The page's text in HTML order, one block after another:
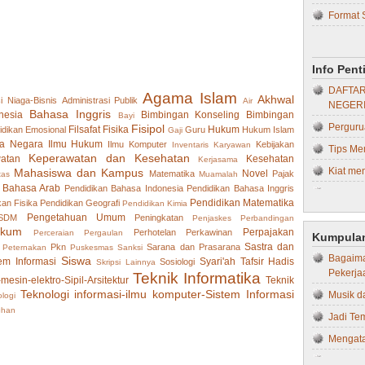
Niaga-Bisnis Administrasi Publik Agama Islam Air Akhwal
Bahasa Inggris Bayi Bimbingan Konseling
Bimbingan
Emosional Filsafat Fisika Fisipol Gaji Guru Hukum Hukum Islam
Negara Ilmu Hukum Ilmu Komputer Inventaris Karyawan
Kebijakan
Keperawatan dan Kesehatan Kerjasama
Kesehatan
Mahasiswa dan Kampus Matematika Muamalah Novel
Pajak
Arab Pendidikan Bahasa Indonesia Pendidikan Bahasa Inggris
Fisika Pendidikan Geografi Pendidikan Kimia Pendidikan Matematika
Pengetahuan Umum Peningkatan Penjaskes Perbandingan
Perceraian Pergaulan Perhotelan Perkawinan
Perpajakan
Peternakan Pkn Puskesmas Sanksi Sarana dan Prasarana Sastra dan
Informasi Siswa Skripsi Lainnya Sosiologi Syari'ah Tafsir Hadis
elektro-Sipil-Arsitektur Teknik Informatika Teknik
Teknologi informasi-ilmu komputer-Sistem Informasi
Hukum
Ilmu
Ilmu
Ilmu
IPS
Kimia
Format
Kiat
Tips
Pasca
Jenis-
Info
Tips
Kiat
4 Jenis
Dapat
10 Kiat
Musik
Jadi